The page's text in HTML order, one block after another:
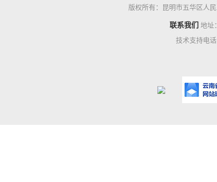
版权所有：昆明市五华区人
联系我们 地址
技术支持电